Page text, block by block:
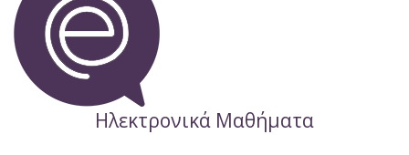
Ηλεκτρονικά Μαθήματα